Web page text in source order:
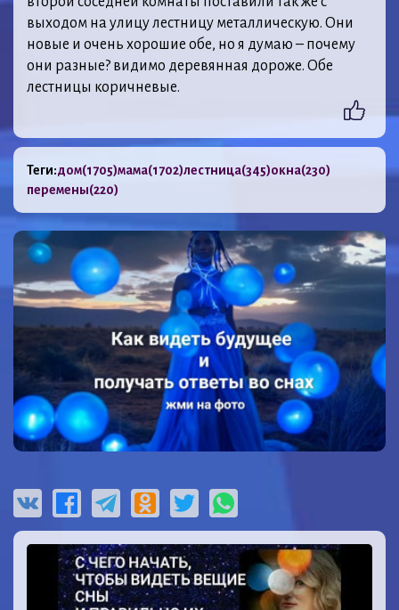
выходом на улицу лестницу металлическую. Они
новые и очень хорошие обе, но я думаю – почему
они разные? видимо деревянная дороже. Обе
лестницы коричневые.
Теги:дом(1705)мама(1702)лестница(345)окна(230)
перемены(220)